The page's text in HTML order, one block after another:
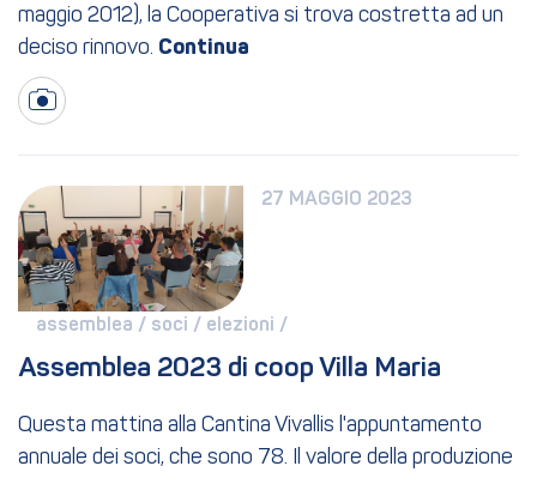
maggio 2012), la Cooperativa si trova costretta ad un
deciso rinnovo.
27 MAGGIO 2023
assemblea / soci / elezioni /
Assemblea 2023 di coop Villa Maria
Questa mattina alla Cantina Vivallis l'appuntamento
annuale dei soci, che sono 78. Il valore della produzione